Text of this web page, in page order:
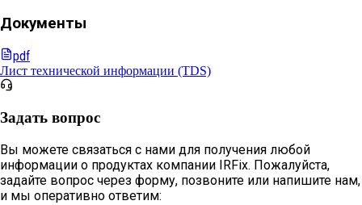
Документы
pdf
Лист технической информации (TDS)
Задать вопрос
Вы можете связаться с нами для получения любой
информации о продуктах компании IRFix. Пожалуйста,
задайте вопрос через форму, позвоните или напишите нам,
и мы оперативно ответим: